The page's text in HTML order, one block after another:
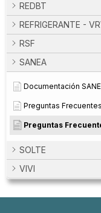
REDBT
REFRIGERANTE -
RSF
SANEA
Documentación
Preguntas
Preguntas
SOLTE
VIVI